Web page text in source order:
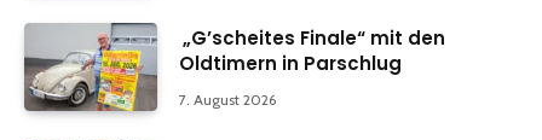
„G’scheites Finale“ mit den
Oldtimern in Parschlug
7. August 2026